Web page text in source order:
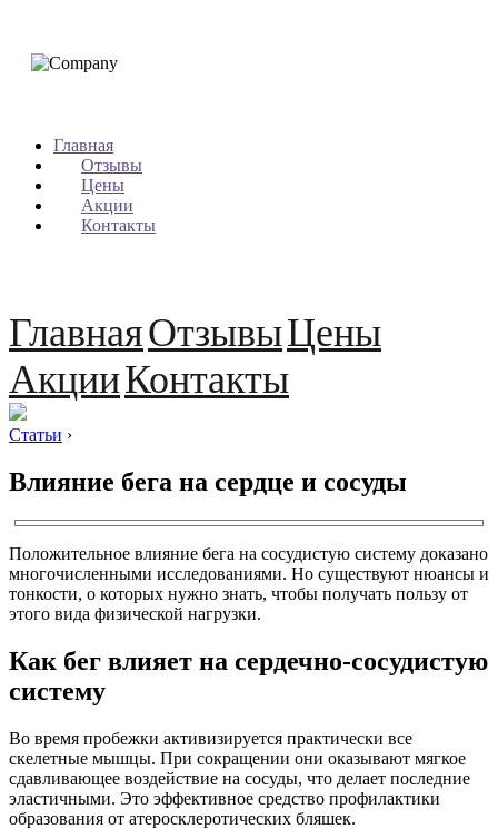
Главная
Отзывы
Цены
Акции
Контакты
ГлавнаяОтзывыЦены
АкцииКонтакты
Статьи ›
Влияние бега на сердце и сосуды
Положительное влияние бега на сосудистую систему доказано
многочисленными исследованиями. Но существуют нюансы и
тонкости, о которых нужно знать, чтобы получать пользу от
этого вида физической нагрузки.
Как бег влияет на сердечно-сосудистую
систему
Во время пробежки активизируется практически все
скелетные мышцы. При сокращении они оказывают мягкое
сдавливающее воздействие на сосуды, что делает последние
эластичными. Это эффективное средство профилактики
образования от атеросклеротических бляшек.